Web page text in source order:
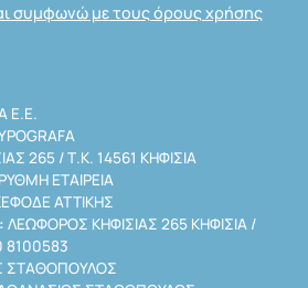
συμφωνώ με τους όρους χρήσης
Ε.Ε.
265 / Τ.Κ. 14561 ΚΗΦΙΣΙΑ
ΕΤΑΙΡΕΙΑ
ΑΤΤΙΚΗΣ
ΛΕΩΦΟΡΟΣ ΚΗΦΙΣΙΑΣ 265 ΚΗΦΙΣΙΑ /
8100583
ΣΤΑΘΟΠΟΥΛΟΣ